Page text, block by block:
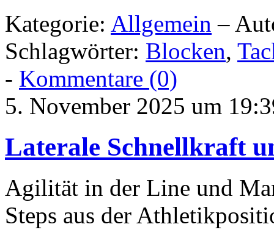
Kategorie: Allgemein –
Schlagwörter: Blocken,
- Kommentare (0)
5. November 2025 um
Laterale Schnellkraft
Agilität in der Line und
Steps aus der